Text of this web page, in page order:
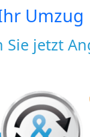
Umzug
Sie jetzt